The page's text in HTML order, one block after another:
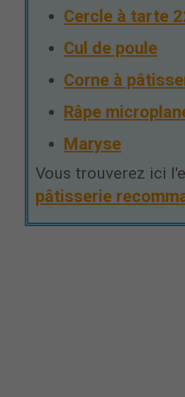
Cercle à tarte
Cul de poule
Corne à
Râpe
Maryse
Vous trouverez ici
pâtisserie